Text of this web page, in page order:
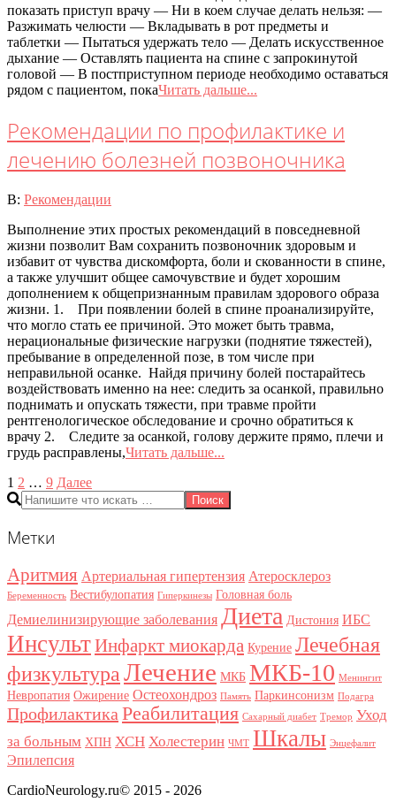
показать приступ врачу — Ни в коем случае делать нельзя: —
Разжимать челюсти — Вкладывать в рот предметы и
таблетки — Пытаться удержать тело — Делать искусственное
дыхание — Оставлять пациента на спине с запрокинутой
головой — В постприступном периоде необходимо оставаться
рядом с пациентом, покаЧитать дальше...
Рекомендации по профилактике и
лечению болезней позвоночника
2020-
08
В: Рекомендации
Выполнение этих простых рекомендаций в повседневной
жизни позволит Вам сохранить позвоночник здоровым и
избавит от чувства дискомфорта, боли и скованности в спине,
а также улучшит общее самочувствие и будет хорошим
дополнением к общепризнанным правилам здорового образа
жизни. 1. При появлении болей в спине проанализируйте,
что могло стать ее причиной. Это может быть травма,
нерациональные физические нагрузки (поднятие тяжестей),
пребывание в определенной позе, в том числе при
неправильной осанке. Найдя причину болей постарайтесь
воздействовать именно на нее: следить за осанкой, правильно
поднимать и опускать тяжести, при травме пройти
рентгенологическое обследование и срочно обратиться к
врачу 2. Следите за осанкой, голову держите прямо, плечи и
грудь расправлены,Читать дальше...
Пагинация
записей
1 2 … 9 Далее
Поиск
Метки
Аритмия Артериальная гипертензия Атеросклероз
Беременность Вестибулопатия Гиперкинезы Головная боль
Демиелинизирующие заболевания Диета Дистония ИБС
ИнсультИнфаркт миокарда Курение Лечебная
физкультураЛечение МКБ МКБ-10 Менингит
Невропатия Ожирение Остеохондроз Память Паркинсонизм Подагра
Профилактика Реабилитация Сахарный диабет Тремор Уход
за больным ХПН ХСН Холестерин ЧМТ Шкалы Энцефалит
Эпилепсия
CardioNeurology.ru© 2015 - 2026